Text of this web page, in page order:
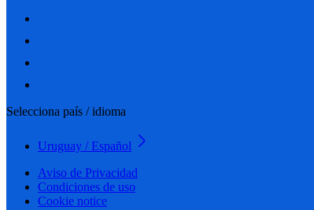
Selecciona país / idioma
Uruguay / Español
Aviso de Privacidad
Condiciones de uso
Cookie notice